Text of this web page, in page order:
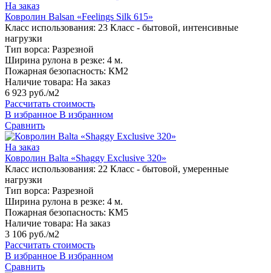
На заказ
Ковролин Balsan «Feelings Silk 615»
Класс использования: 23 Класс - бытовой, интенсивные
нагрузки
Тип ворса: Разрезной
Ширина рулона в резке: 4 м.
Пожарная безопасность: КМ2
Наличие товара: На заказ
6 923 руб./м2
Рассчитать стоимость
В избранное В избранном
Сравнить
На заказ
Ковролин Balta «Shaggy Exclusive 320»
Класс использования: 22 Класс - бытовой, умеренные
нагрузки
Тип ворса: Разрезной
Ширина рулона в резке: 4 м.
Пожарная безопасность: КМ5
Наличие товара: На заказ
3 106 руб./м2
Рассчитать стоимость
В избранное В избранном
Сравнить